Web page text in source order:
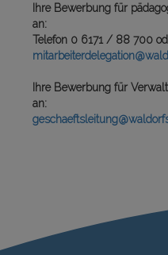
Ihre Bewerbung für
an:
Telefon 0 6171 / 88 700
Ihre Bewerbung für
an: